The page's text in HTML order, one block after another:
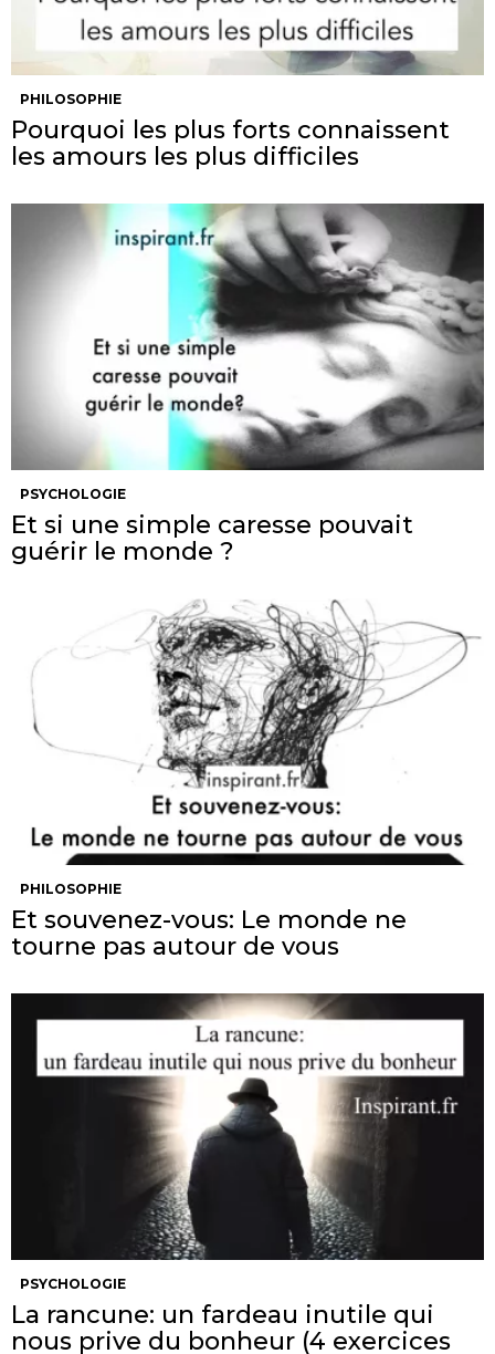
PHILOSOPHIE
Pourquoi les plus forts connaissent
les amours les plus difficiles
PSYCHOLOGIE
Et si une simple caresse pouvait
guérir le monde ?
PHILOSOPHIE
Et souvenez-vous: Le monde ne
tourne pas autour de vous
PSYCHOLOGIE
La rancune: un fardeau inutile qui
nous prive du bonheur (4 exercices